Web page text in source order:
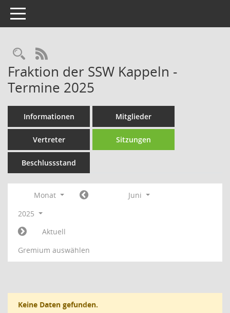
Toggle navigation
Rechercheauswahl
RSS-Feed
Fraktion der SSW Kappeln -
Termine 2025
Informationen Mitglieder
Vertreter Sitzungen
Beschlussstand
Monat
Juni
2025
Aktuell
Gremium auswählen
Keine Daten gefunden.